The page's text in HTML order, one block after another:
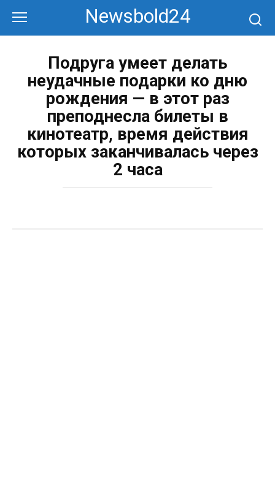
контенту
Newsbold24
Подруга умеет делать
неудачные подарки ко дню
рождения — в этот раз
преподнесла билеты в
кинотеатр, время действия
которых заканчивалась через
2 часа